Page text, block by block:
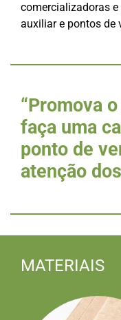
comercializadoras
auxiliar e pontos de
“Promova
faça uma
ponto de
atenção
MATERIAIS